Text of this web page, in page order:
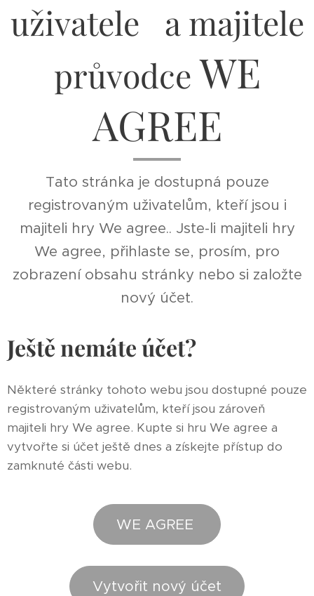
uživatele a majitele
průvodceWE
AGREE
Tato stránka je dostupná pouze
registrovaným uživatelům, kteří jsou i
majiteli hry We agree.. Jste-li majiteli hry
We agree, přihlaste se, prosím, pro
zobrazení obsahu stránky nebo si založte
nový účet.
Ještě nemáte účet?
Některé stránky tohoto webu jsou dostupné pouze
registrovaným uživatelům, kteří jsou zároveň
majiteli hry We agree. Kupte si hru We agree a
vytvořte si účet ještě dnes a získejte přístup do
zamknuté části webu.
WE AGREE
Vytvořit nový účet